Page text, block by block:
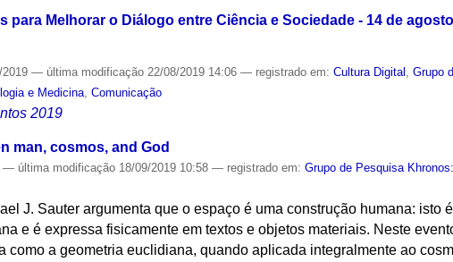
para Melhorar o Diálogo entre Ciência e Sociedade - 14 de
2019— última modificação 22/08/2019 14:06— registrado em:Cultura Digital ,Grupo
e Medicina ,Comunicação
2019
man, cosmos, and God
— última modificação 18/09/2019 10:58— registrado em:Grupo de Pesquisa
J. Sauter argumenta que o espaço é uma construção humana: isto
e é expressa fisicamente em textos e objetos materiais. Neste
como a geometria euclidiana, quando aplicada integralmente ao